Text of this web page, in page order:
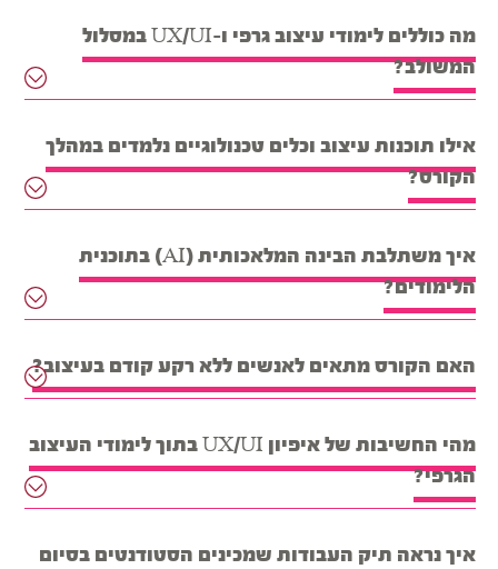
מה כוללים לימודי עיצוב גרפי ו-UX/UI במסלול
המשולב?
אילו תוכנות עיצוב וכלים טכנולוגיים נלמדים במהלך
הקורס?
איך משתלבת הבינה המלאכותית (AI) בתוכנית
הלימודים?
האם הקורס מתאים לאנשים ללא רקע קודם בעיצוב?
מהי החשיבות של איפיון UX/UI בתוך לימודי העיצוב
הגרפי?
איך נראה תיק העבודות שמכינים הסטודנטים בסיום